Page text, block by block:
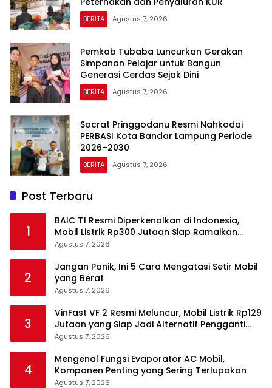
BERITA Agustus 7, 2026
Pemkab Tubaba Luncurkan Gerakan
Simpanan Pelajar untuk Bangun
Generasi Cerdas Sejak Dini
BERITA Agustus 7, 2026
Socrat Pringgodanu Resmi Nahkodai
PERBASI Kota Bandar Lampung Periode
2026–2030
BERITA Agustus 7, 2026
Post Terbaru
1
BAIC T1 Resmi Diperkenalkan di Indonesia,
Mobil Listrik Rp300 Jutaan Siap Ramaikan
Pasar EV
Agustus 7, 2026
2
Jangan Panik, Ini 5 Cara Mengatasi Setir Mobil
yang Berat
Agustus 7, 2026
3
VinFast VF 2 Resmi Meluncur, Mobil Listrik Rp129
Jutaan yang Siap Jadi Alternatif Pengganti
Motor
Agustus 7, 2026
4
Mengenal Fungsi Evaporator AC Mobil,
Komponen Penting yang Sering Terlupakan
Agustus 7, 2026